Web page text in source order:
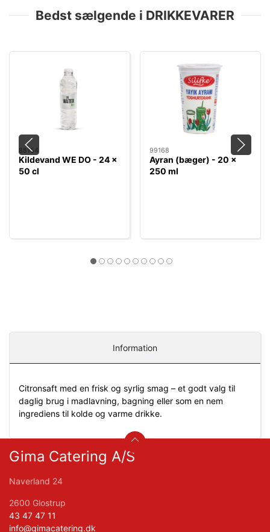
Bedst sælgende i DRIKKEVARER
88154
Kildevand WE DO - 24 x
50 cl
99168
Ayran (bæger) - 20 x
250 ml
Information
Citronsaft med en frisk og syrlig smag – et godt valg til
daglig brug i madlavning, bagning eller som en nem
ingrediens til kolde og varme drikke.
Gima Catering A/S
Naverland 24
2600 Glostrup
43 47 47 11
info@gimacatering.dk